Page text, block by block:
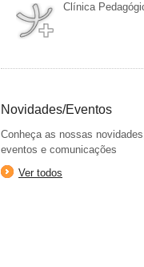
Clínica
Novidades/Eventos
Conheça as nossas
eventos e comunicações
Ver todos